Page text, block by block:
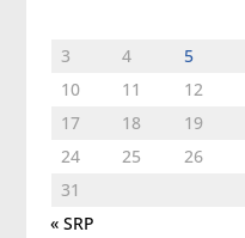
3
4 5
10
11 12
17
18 19
24
25 26
31
« SRP